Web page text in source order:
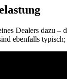
Dealers dazu –
ebenfalls